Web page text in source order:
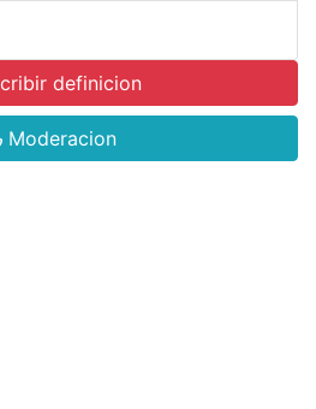
definicion
Moderacion